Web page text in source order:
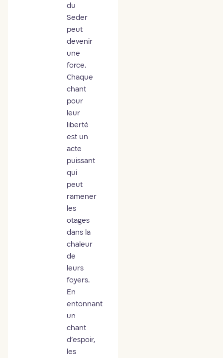
du
Seder
peut
devenir
une
force.
Chaque
chant
pour
leur
liberté
est un
acte
puissant
qui
peut
ramener
les
otages
dans la
chaleur
de
leurs
foyers.
En
entonnant
un
chant
d’espoir,
les